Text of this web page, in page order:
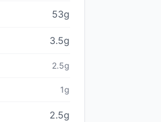
53g
3.5g
2.5g
1g
2.5g